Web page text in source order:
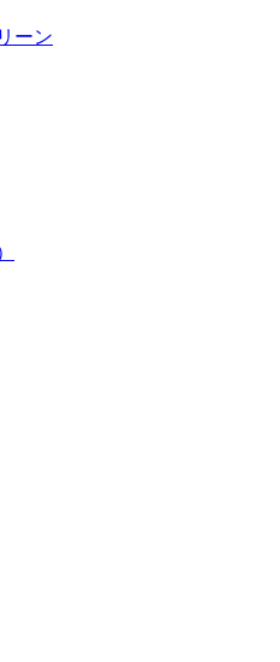
ーン